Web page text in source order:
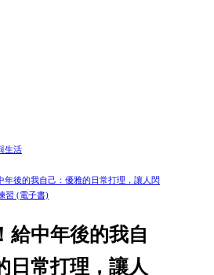
生活
年後的我自己：優雅的日常打理，讓人閃
習 (電子書)
給中年後的我自
日常打理，讓人